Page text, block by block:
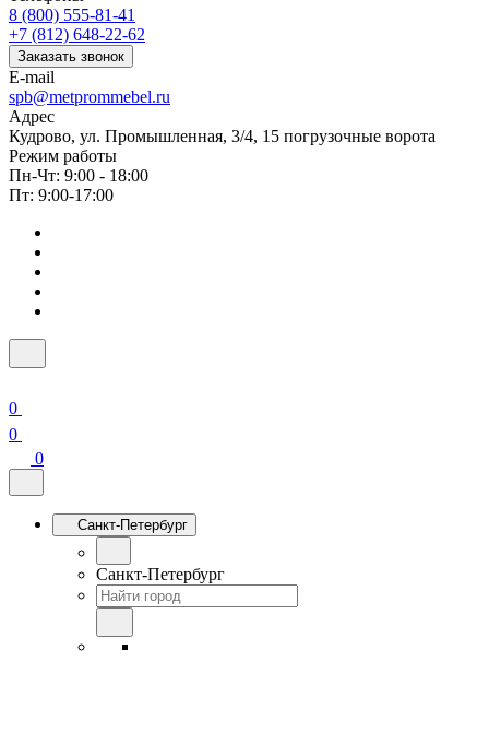
8 (800) 555-81-41
+7 (812) 648-22-62
Заказать звонок
E-mail
spb@metprommebel.ru
Адрес
Кудрово, ул. Промышленная, 3/4, 15 погрузочные ворота
Режим работы
Пн-Чт: 9:00 - 18:00
Пт: 9:00-17:00
0
0
0
Санкт-Петербург
Санкт-Петербург